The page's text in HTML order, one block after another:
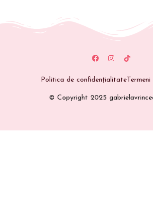
Politica de confidențialitate
© Copyright 2025